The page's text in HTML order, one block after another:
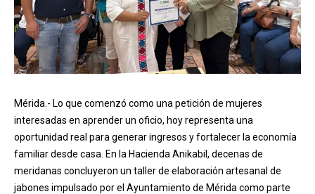
Mérida.- Lo que comenzó como una petición de mujeres
interesadas en aprender un oficio, hoy representa una
oportunidad real para generar ingresos y fortalecer la economía
familiar desde casa. En la Hacienda Anikabil, decenas de
meridanas concluyeron un taller de elaboración artesanal de
jabones impulsado por el Ayuntamiento de Mérida como parte